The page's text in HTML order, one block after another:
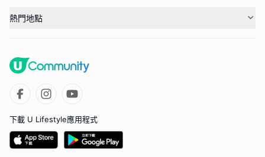
熱門地點
下載 U Lifestyle應用程式